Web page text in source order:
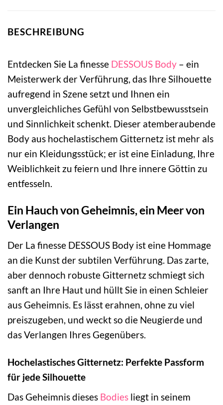
BESCHREIBUNG
Entdecken Sie La finesse DESSOUS Body – ein
Meisterwerk der Verführung, das Ihre Silhouette
aufregend in Szene setzt und Ihnen ein
unvergleichliches Gefühl von Selbstbewusstsein
und Sinnlichkeit schenkt. Dieser atemberaubende
Body aus hochelastischem Gitternetz ist mehr als
nur ein Kleidungsstück; er ist eine Einladung, Ihre
Weiblichkeit zu feiern und Ihre innere Göttin zu
entfesseln.
Ein Hauch von Geheimnis, ein Meer von
Verlangen
Der La finesse DESSOUS Body ist eine Hommage
an die Kunst der subtilen Verführung. Das zarte,
aber dennoch robuste Gitternetz schmiegt sich
sanft an Ihre Haut und hüllt Sie in einen Schleier
aus Geheimnis. Es lässt erahnen, ohne zu viel
preiszugeben, und weckt so die Neugierde und
das Verlangen Ihres Gegenübers.
Hochelastisches Gitternetz: Perfekte Passform
für jede Silhouette
Das Geheimnis dieses Bodies liegt in seinem